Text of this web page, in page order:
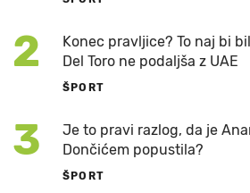
2
Konec pravljice? To naj bi
Del Toro ne podaljša z UAE
ŠPORT
3
Je to pravi razlog, da je
Dončićem popustila?
ŠPORT